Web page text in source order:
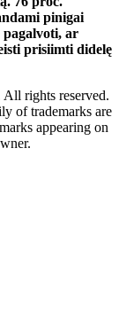
pinigai
ar
prisiimti didelę
rights reserved.
of trademarks are
appearing on